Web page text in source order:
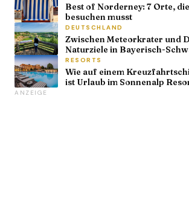
Best of Norderney: 7 Orte,
besuchen musst
DEUTSCHLAND
Zwischen Meteorkrater und
Naturziele in Bayerisch-
RESORTS
Wie auf einem
ist Urlaub im Sonnenalp
ANZEIGE